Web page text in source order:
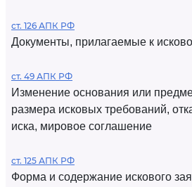
ст. 126 АПК РФ
Документы, прилагаемые к
ст. 49 АПК РФ
Изменение основания или
размера исковых требований,
иска, мировое соглашение
ст. 125 АПК РФ
Форма и содержание искового